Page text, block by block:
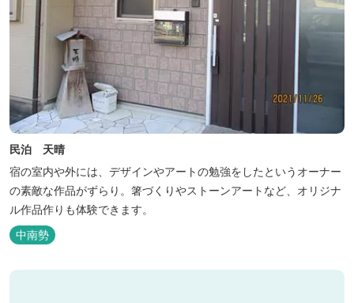
民泊 天晴
宿の室内や外には、デザインやアートの勉強をしたというオーナー
の素敵な作品がずらり。箸づくりやストーンアートなど、オリジナ
ル作品作りも体験できます。
中南勢